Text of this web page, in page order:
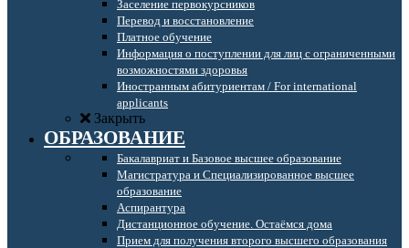
Заселение первокурсников
Перевод и восстановление
Платное обучение
Информация о поступлении для лиц с ограниченными
возможностями здоровья
Иностранным абитуриентам / For international
applicants
Закрыть
ОБРАЗОВАНИЕ
Бакалавриат и Базовое высшее образование
Магистратура и Специализированное высшее
образование
Аспирантура
Дистанционное обучение. Остаёмся дома
Прием для получения второго высшего образования